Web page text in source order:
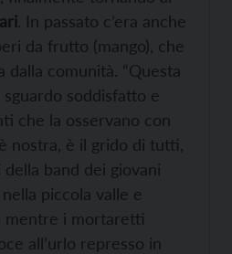
. In passato c’era anche
da frutto (mango), che
dalla comunità. “Questa
soddisfatto e
che la osservano con
nostra, è il grido di tutti,
band dei giovani
piccola valle e
mentre i mortaretti
all’urlo represso in